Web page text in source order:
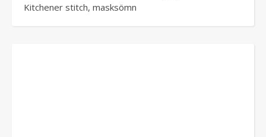
Kitchener stitch, masksömn